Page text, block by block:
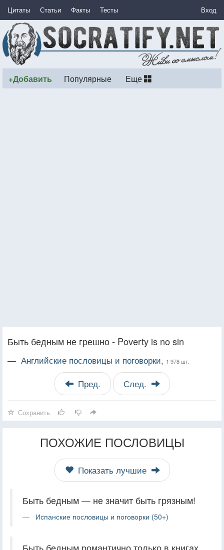
Цитаты Статьи Факты Тесты Вход
+Добавить Популярные Еще
Быть бедным не грешно - Poverty is no sin
— Английские пословицы и поговорки, 1 978 шт.
Пред. След.
Сохранить
ПОХОЖИЕ ПОСЛОВИЦЫ
Показать лучшие
Быть бедным — не значит быть грязным!
Испанские пословицы и поговорки (50+)